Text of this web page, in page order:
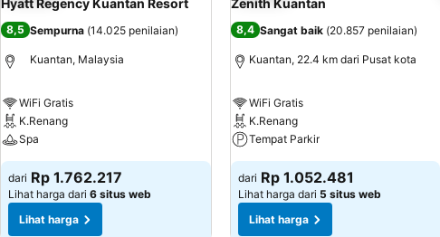
Hyatt Regency Kuantan Resort
8,5 Sempurna (14.025 penilaian)
Kuantan, Malaysia
WiFi Gratis
K.Renang
Spa
dari Rp 1.762.217
Lihat harga dari 6 situs web
Lihat harga
Zenith Kuantan
8,4 Sangat baik (20.857 penilaian)
Kuantan, 22.4 km dari Pusat kota
WiFi Gratis
K.Renang
Tempat Parkir
dari Rp 1.052.481
Lihat harga dari 5 situs web
Lihat harga